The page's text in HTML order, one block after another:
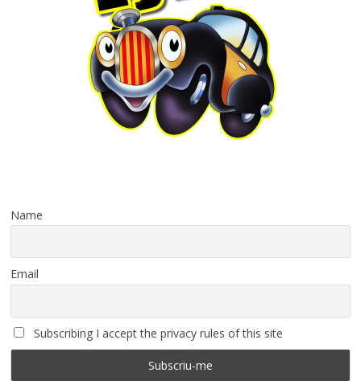
Name
Email
Subscribing I accept the privacy rules of this site